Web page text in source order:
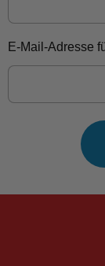
E-Mail-Adresse